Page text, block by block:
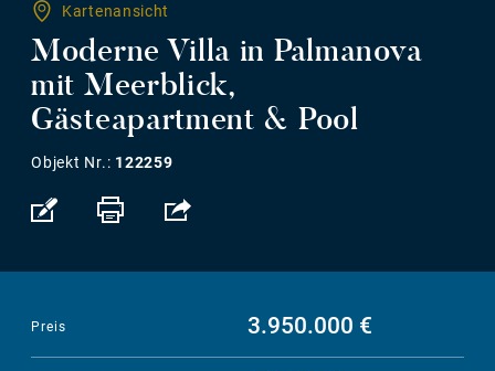
Kartenansicht
Moderne Villa in Palmanova
mit Meerblick,
Gästeapartment & Pool
Objekt Nr.: 122259
3.950.000 €
Preis